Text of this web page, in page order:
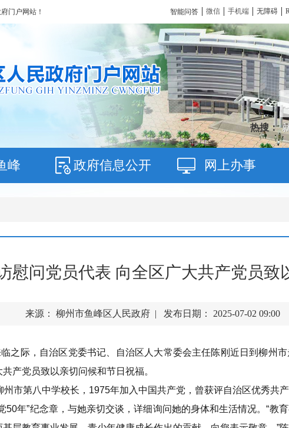
智能问答 微信 手机端 无障碍
门户网站！
热搜：
峰 政府信息公开 网上办事
慰问党员代表 向全区广大共产党员致
来源： 柳州市鱼峰区人民政府 | 发布日期： 2025-07-02 09:00
之际，自治区党委书记、自治区人大常委会主任陈刚近日到柳州
产党员致以亲切问候和节日祝福。
市第八中学校长，1975年加入中国共产党，曾获评自治区优秀共
50年”纪念章，与她亲切交谈，详细询问她的身体和生活情况。“教